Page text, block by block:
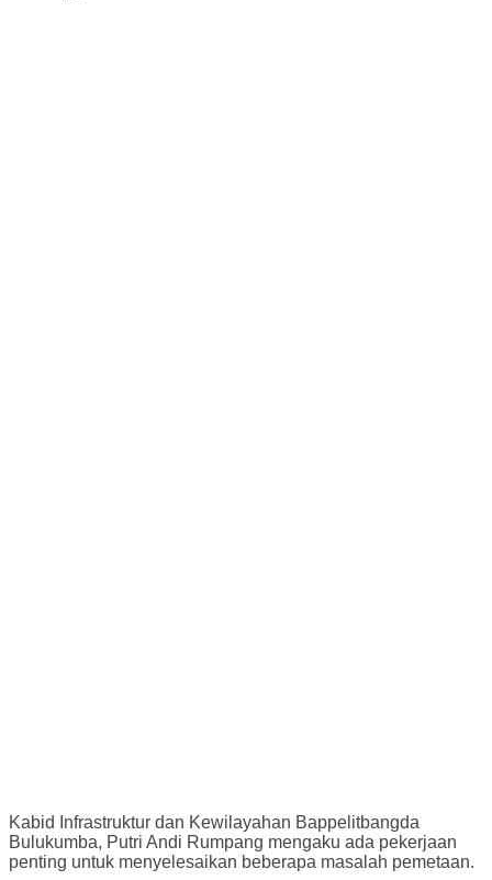
Kabid Infrastruktur dan Kewilayahan Bappelitbangda
Bulukumba, Putri Andi Rumpang mengaku ada pekerjaan
penting untuk menyelesaikan beberapa masalah pemetaan.